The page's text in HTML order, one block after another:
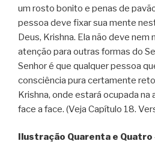
um rosto bonito e penas de
pessoa deve fixar sua mente
Deus, Krishna. Ela não deve nem
atenção para outras formas do
Senhor é que qualquer pessoa
consciência pura certamente
Krishna, onde estará ocupada na
face a face. (Veja Capítulo 18.
Ilustração Quarenta e Quatro